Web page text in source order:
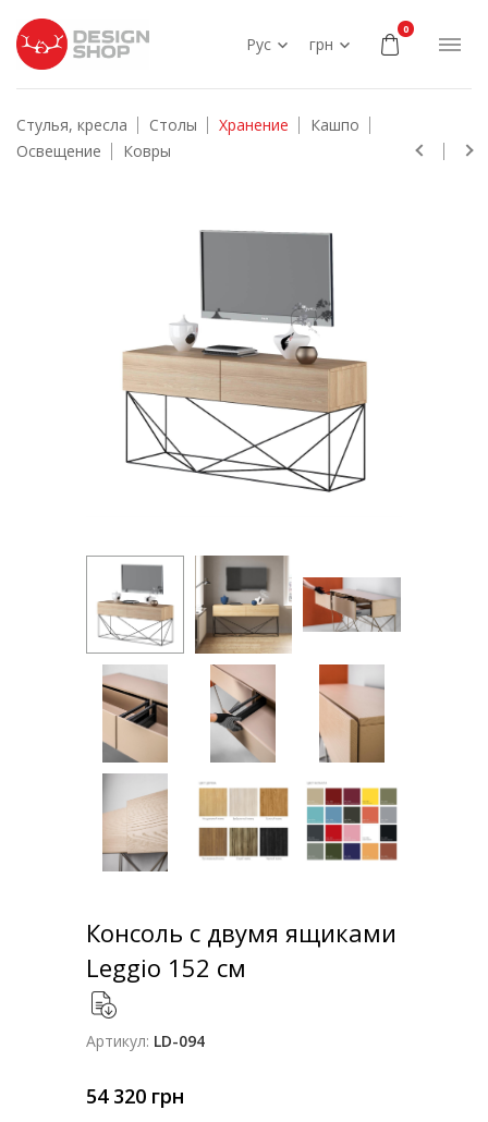
Рус грн
0
Стулья, кресла Столы Хранение
Кашпо
Освещение
Ковры
Консоль с двумя ящиками
Leggio 152 см
Артикул: LD-094
54 320 грн